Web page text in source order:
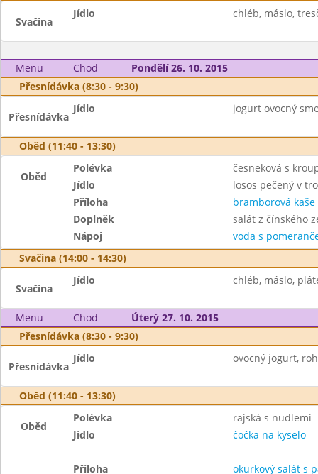
Svačina
Jídlo chléb, máslo,
Menu Chod
Pondělí 26. 10. 2015
Přesnídávka (8:30 - 9:30)
Přesnídávka
Jídlo jogurt ovocný
Oběd (11:40 - 13:30)
Oběd
Polévka
česneková s
Jídlo
losos pečený v
Příloha
bramborová kaše
Doplněk
salát z čínského
Nápoj
voda s
Svačina (14:00 - 14:30)
Svačina
Jídlo chléb, máslo,
Menu Chod
Úterý 27. 10. 2015
Přesnídávka (8:30 - 9:30)
Přesnídávka
Jídlo ovocný jogurt,
Oběd (11:40 - 13:30)
Oběd
Polévka
rajská s nudlemi
Jídlo
čočka na kyselo
Příloha okurkový salát s